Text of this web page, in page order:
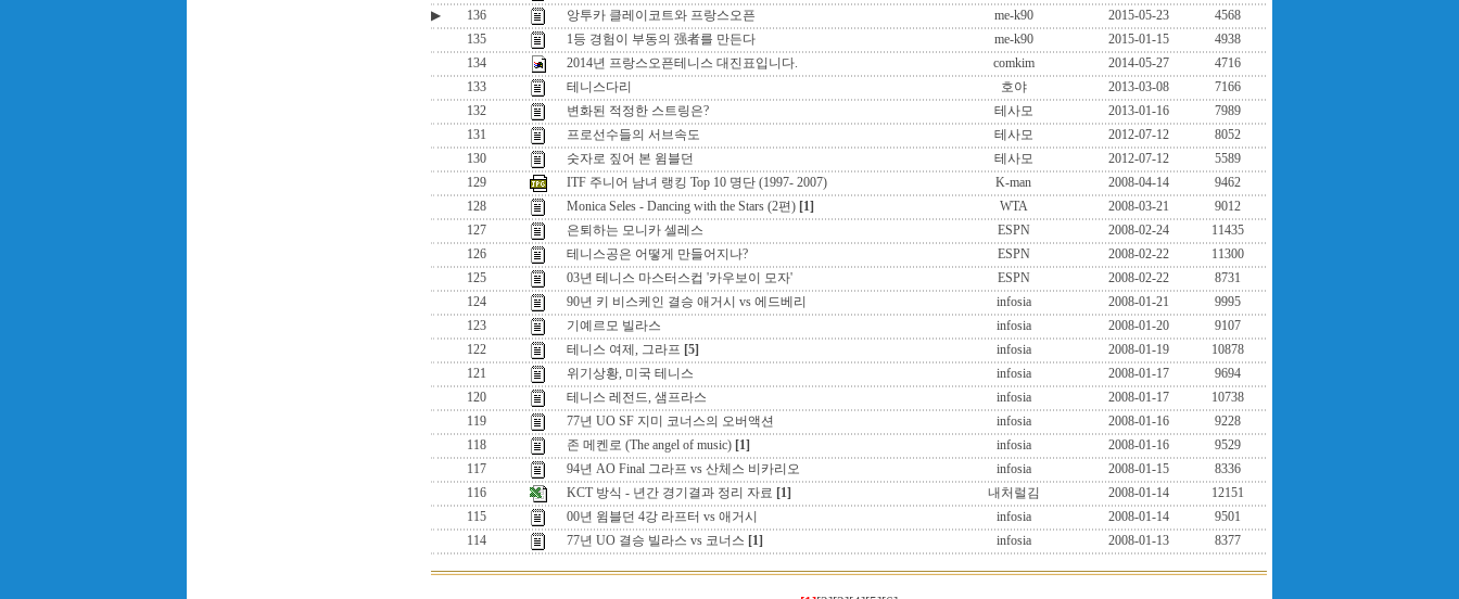
▶
136 앙투카 클레이코트와 프랑스오픈 me-k90 2015-05-23
4568
135
1등 경험이 부동의 强者를 만든다 me-k90 2015-01-15
4938
134
2014년 프랑스오픈테니스 대진표입니다. comkim 2014-05-27
4716
133
테니스다리 호야 2013-03-08
7166
132
변화된 적정한 스트링은? 테사모 2013-01-16
7989
131
프로선수들의 서브속도 테사모 2012-07-12
8052
130
숫자로 짚어 본 윔블던 테사모 2012-07-12
5589
129
ITF 주니어 남녀 랭킹 Top 10 명단 (1997- 2007) K-man 2008-04-14
9462
128
Monica Seles - Dancing with the Stars (2편) [1] WTA 2008-03-21
9012
127
은퇴하는 모니카 셀레스 ESPN 2008-02-24
11435
126
테니스공은 어떻게 만들어지나? ESPN 2008-02-22
11300
125
03년 테니스 마스터스컵 '카우보이 모자' ESPN 2008-02-22
8731
124
90년 키 비스케인 결승 애거시 vs 에드베리 infosia 2008-01-21
9995
123
기예르모 빌라스 infosia 2008-01-20
9107
122
테니스 여제, 그라프 [5] infosia 2008-01-19
10878
121
위기상황, 미국 테니스 infosia 2008-01-17
9694
120
테니스 레전드, 샘프라스 infosia 2008-01-17
10738
119
77년 UO SF 지미 코너스의 오버액션 infosia 2008-01-16
9228
118
존 메켄로 (The angel of music) [1] infosia 2008-01-16
9529
117
94년 AO Final 그라프 vs 산체스 비카리오 infosia 2008-01-15
8336
116
KCT 방식 - 년간 경기결과 정리 자료 [1] 내처럴김 2008-01-14
12151
115
00년 윔블던 4강 라프터 vs 애거시 infosia 2008-01-14
9501
114
77년 UO 결승 빌라스 vs 코너스 [1] infosia 2008-01-13 8377